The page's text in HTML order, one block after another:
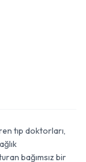
tıp doktorları,
bağımsız bir